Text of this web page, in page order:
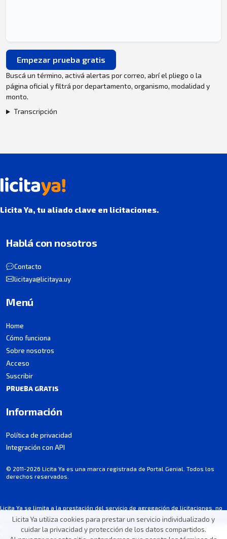
Licita Ya utiliza cookies para prestar un servicio individualizado y
cuidar la privacidad y protección de los datos compartidos.
Empezar prueba gratis
Buscá un término, activá alertas por correo, abrí el pliego o la
página oficial y filtrá por departamento, organismo, modalidad y
monto.
Transcripción
Licita Ya, tu aliado clave en licitaciones.
Licita Ya se limita a la prestación del servicio de agregación de licitaciones, no
participa en los procesos de contratación.
Parte de la información puede contener imprecisiones involuntarias. Consultá
siempre el pliego/aviso oficial de cada licitación.
Hablá con nosotros
Contacto
licitaya@licitaya.uy
Menú
Home
Cómo funciona
Sobre nosotros
Acceso
Suscribir
PRUEBA GRATIS
Información
Política de privacidad
Integración con API
© 2011-2026 Licita Ya es una marca registrada de Portal Genial. Todos los
derechos reservados.